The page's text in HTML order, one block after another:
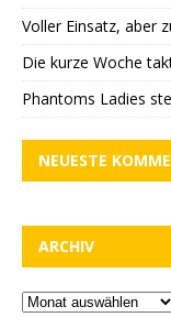
Voller Einsatz, aber
Die kurze Woche
Phantoms Ladies
NEUESTE
ARCHIV